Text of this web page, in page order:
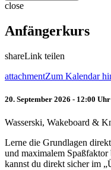
close
Anfängerkurs
shareLink teilen
attachmentZum Kalendar
20. September 2026 - 12:00
Wasserski, Wakeboard &
Lerne die Grundlagen
und maximalem
kannst du direkt sicher im